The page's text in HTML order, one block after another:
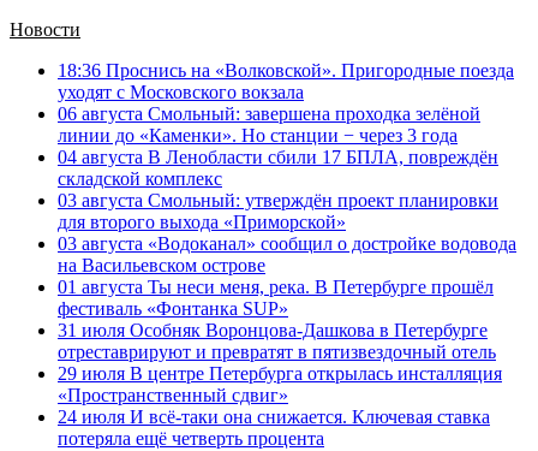
Новости
18:36 Проснись на «Волковской». Пригородные поезда
уходят с Московского вокзала
06 августа Смольный: завершена проходка зелёной
линии до «Каменки». Но станции − через 3 года
04 августа В Ленобласти сбили 17 БПЛА, повреждён
складской комплекс
03 августа Смольный: утверждён проект планировки
для второго выхода «Приморской»
03 августа «Водоканал» сообщил о достройке водовода
на Васильевском острове
01 августа Ты неси меня, река. В Петербурге прошёл
фестиваль «Фонтанка SUP»
31 июля Особняк Воронцова-Дашкова в Петербурге
отреставрируют и превратят в пятизвездочный отель
29 июля В центре Петербурга открылась инсталляция
«Пространственный сдвиг»
24 июля И всё-таки она снижается. Ключевая ставка
потеряла ещё четверть процента